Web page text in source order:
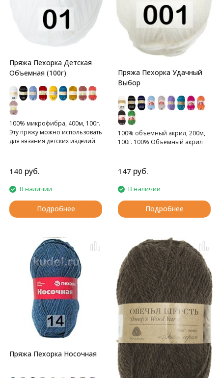
Пряжа Пехорка Детская
Объемная (100г)
100% микрофибра, 400м, 100г.
Эту пряжу можно использовать
для вязания детских изделий
для грудничков и детей более
вызывает аллергических
реакций.
140 руб.
В наличии
Подробнее
Пряжа Пехорка Удачный
Выбор
100% объемный акрил, 200м,
100г. 100% Объемный акрил
147 руб.
В наличии
Подробнее
Пряжа Пехорка Носочная